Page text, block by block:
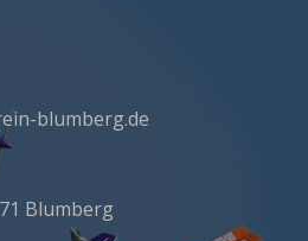
blumberg.de
Blumberg